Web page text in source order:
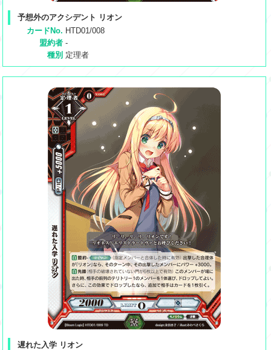
予想外のアクシデント リオン
カードNo. HTD01/008
盟約者 -
種別 定理者
遅れた入学 リオン